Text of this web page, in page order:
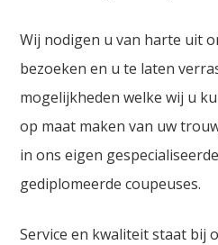
Wij nodigen u van harte uit
bezoeken en u te laten
mogelijkheden welke wij u
op maat maken van uw
in ons eigen
gediplomeerde coupeuses.
Service en kwaliteit staat bij